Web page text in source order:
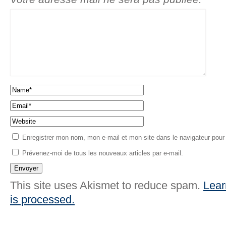
Enregistrer mon nom, mon e-mail et mon site dans le navigateur
Prévenez-moi de tous les nouveaux articles par e-mail.
This site uses Akismet to reduce spam.
is processed.